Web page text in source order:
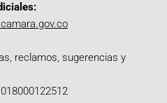
reclamos, sugerencias y
018000122512